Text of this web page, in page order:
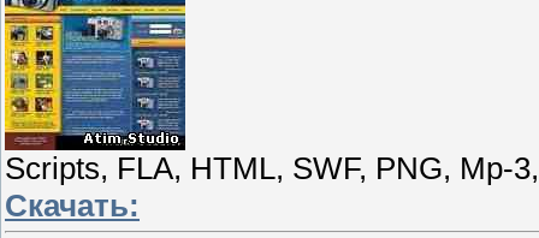
Scripts, FLA, HTML, SWF, PNG, Mp-
Скачать: